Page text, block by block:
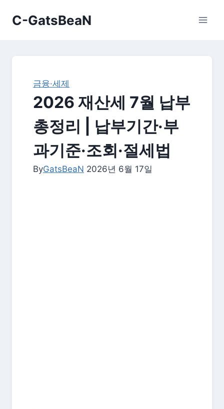
C-GatsBeaN
금융·세제
2026 재산세 7월 납부
총정리 | 납부기간·부
과기준·조회·절세법
ByGatsBeaN 2026년 6월 17일